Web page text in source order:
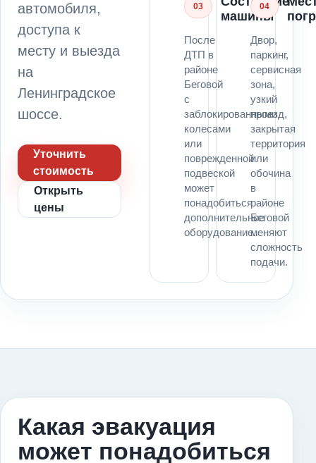
автомобиля,
доступа к
месту и выезда
на
Ленинградское
шоссе.
Уточнить
стоимость
Открыть
цены
03
машины
После
ДТП в
районе
Беговой
с
заблокированными
колесами
или
поврежденной
подвеской
может
понадобиться
дополнительное
оборудование.
04
Двор,
паркинг,
сервисная
зона,
узкий
проезд,
закрытая
территория
или
обочина
в
районе
Беговой
меняют
сложность
подачи.
Какая эвакуация
может понадобиться